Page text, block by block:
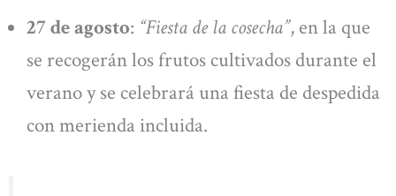
27 de agosto: “Fiesta de la cosecha”, en la que
se recogerán los frutos cultivados durante el
verano y se celebrará una fiesta de despedida
con merienda incluida.